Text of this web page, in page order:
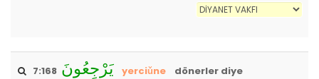
7:168 يَرْجِعُونَ yerciǔne
dönerler diye